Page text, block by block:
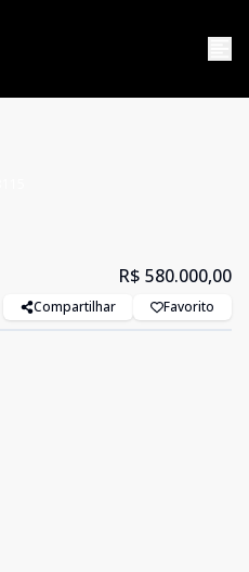
R$ 580.000,00
Compartilhar Favorito